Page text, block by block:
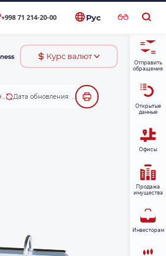
+998 71 214-20-00 Рус
Курс валют
Дата обновления: ...
Отправить
обращение
Открытые
данные
Офисы
Продажа
имущества
Инвесторам